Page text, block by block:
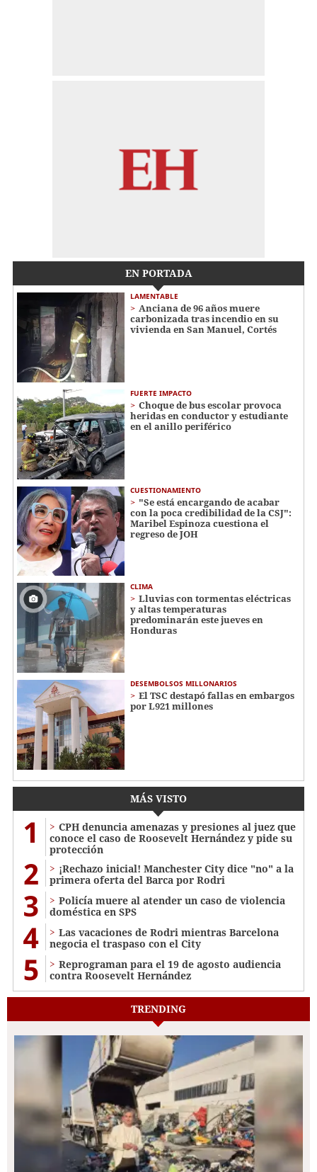
EN PORTADA
LAMENTABLE
Anciana de 96 años muere
carbonizada tras incendio en su
vivienda en San Manuel, Cortés
FUERTE IMPACTO
Choque de bus escolar provoca
heridas en conductor y estudiante
en el anillo periférico
CUESTIONAMIENTO
"Se está encargando de acabar
con la poca credibilidad de la CSJ":
Maribel Espinoza cuestiona el
regreso de JOH
CLIMA
Lluvias con tormentas eléctricas
y altas temperaturas
predominarán este jueves en
Honduras
DESEMBOLSOS MILLONARIOS
El TSC destapó fallas en embargos
por L921 millones
MÁS VISTO
1
CPH denuncia amenazas y presiones al juez que
conoce el caso de Roosevelt Hernández y pide su
protección
2
¡Rechazo inicial! Manchester City dice "no" a la
primera oferta del Barca por Rodri
3
Policía muere al atender un caso de violencia
doméstica en SPS
4
Las vacaciones de Rodri mientras Barcelona
negocia el traspaso con el City
5
Reprograman para el 19 de agosto audiencia
contra Roosevelt Hernández
TRENDING